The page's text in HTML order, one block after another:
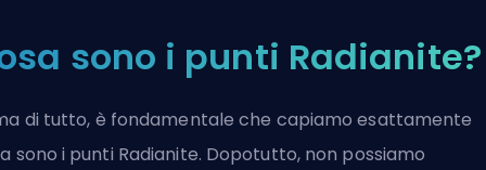
sono i punti Radianite?
di tutto, è fondamentale che capiamo esattamente
sono i punti Radianite. Dopotutto, non possiamo